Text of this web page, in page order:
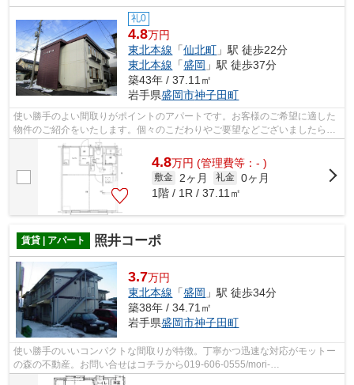
礼0
4.8万円
東北本線 「仙北町 」駅 徒歩22分
東北本線 「盛岡 」駅 徒歩37分
築43年 / 37.11㎡
岩手県盛岡市神子田町
使い勝手のよい間取りがポイントのアパートです。お客様のご希望に適した
物件のご紹介をいたします。個々のこだわりやご要望などございましたら、
お気軽に当社へご連絡下さい。お待ち...
4.8万円 (管理費等：- )
敷金 2ヶ月 礼金 0ヶ月
1階 / 1R / 37.11㎡
賃貸 | アパート 照井コーポ
3.7万円
東北本線 「盛岡 」駅 徒歩34分
築38年 / 34.71㎡
岩手県盛岡市神子田町
使い勝手のいいコンパクトな間取りが特徴。丁寧かつ迅速な対応がモットー
の森の不動産。お問い合せはコチラから019-606-0555/mori-
no@f8.dion.ne.jp、ご連絡お待ちしております。